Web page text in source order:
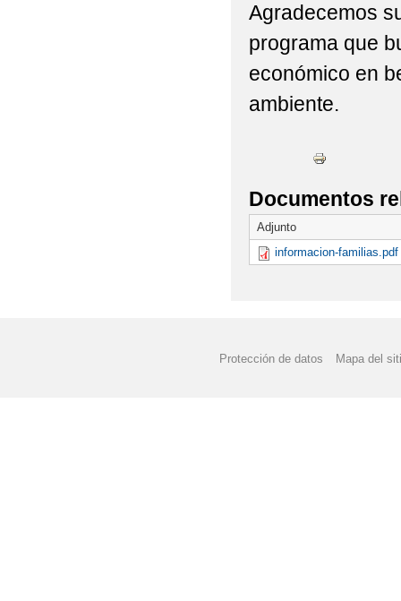
Agradecemos
programa que
económico en
ambiente.
Documentos
Adjunto
informacion-familias.pdf
Protección de datos Mapa del